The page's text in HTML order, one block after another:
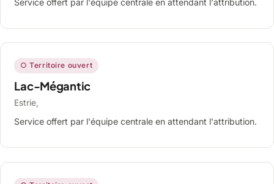
○ Territoire ouvert
Lac-Mégantic
Estrie,
Service offert par l'équipe centrale en attendant l'attribution.